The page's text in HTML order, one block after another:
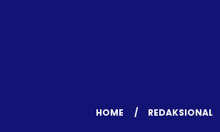
HOME REDAKSIONAL